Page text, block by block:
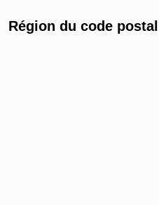
Région du code postal